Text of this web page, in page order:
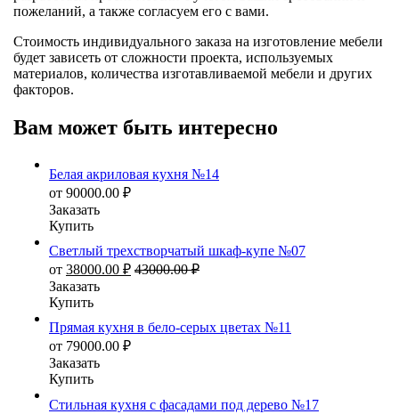
пожеланий, а также согласуем его с вами.
Стоимость индивидуального заказа на изготовление мебели
будет зависеть от сложности проекта, используемых
материалов, количества изготавливаемой мебели и других
факторов.
Вам может быть интересно
Белая акриловая кухня №14
от 90000.00 ₽
Заказать
Купить
Светлый трехстворчатый шкаф-купе №07
от 38000.00 ₽ 43000.00₽
Заказать
Купить
Прямая кухня в бело-серых цветах №11
от 79000.00 ₽
Заказать
Купить
Стильная кухня с фасадами под дерево №17